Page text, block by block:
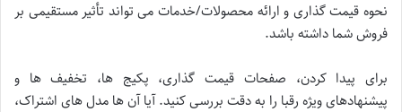
نحوه قیمت گذاری و ارائه محصولات/خدمات می تواند تأثیر مستقیمی بر
فروش شما داشته باشد.
برای پیدا کردن، صفحات قیمت گذاری، پکیج ها، تخفیف ها و
پیشنهادهای ویژه رقبا را به دقت بررسی کنید. آیا آن ها مدل های اشتراک،